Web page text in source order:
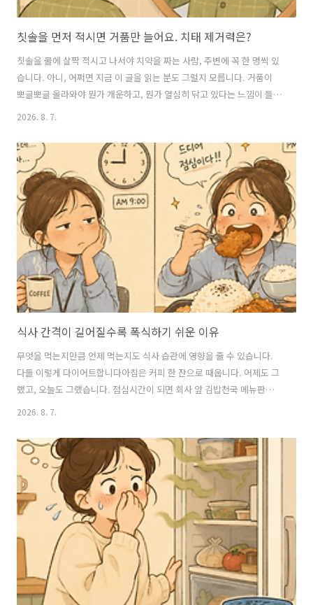
칫솔을 먼저 적시면 거품만 늘어요. 치태 제거력은?
칫솔을 물에 살짝 적시고 나서야 치약을 짜는 사람, 주변에 꼭 한 명씩 있
습니다. 아니, 어쩌면 지금 이 글을 읽는 분도 그럴지 모릅니다. 거품이
뽀글뽀글 올라와야 뭔가 개운하고, 뭔가 열심히 닦고 있다는 느낌이 들기
때문입니다.결론부터 말씀드리면, 그 거품은 착각에 가깝습니다. 치태를
시간입니다.저는 최근 치과 정기검진에서 치태 염색약을 발라본 적이 있
습니다. 분명 매일 열심히 닦았다고 생각했는데, 어금니 안쪽에 붉은 얼
룩이 그대로 남아 있었습니다. 원장님이 물어보시더군요. "혹시 칫솔 먼
저 적시고 치약 짜세요?" 정곡을 찔렸습니다. 👉 저도 이거 하다가 뜨끔
했습니다, 결론 먼저 보기 거품 많이 나면 진짜 잘 닦이는 걸까요치약은 ..
2026. 8. 7.
식사 간격이 길어질수록 폭식하기 쉬운 이유
무엇을 먹는지만큼 언제 먹는지도 식사 습관에 영향을 줄 수 있습니다.
다들 이렇게 다이어트합니다아침은 커피 한 잔으로 때웁니다. 어제도 그
랬고, 오늘도 그랬습니다. 점심시간이 되면 회사 앞 김밥천국 메뉴판이
유독 반갑게 느껴집니다. 그리고 정신 차려보면 김밥에 라면에 튀김까지,
한다고 아침을 건너뛰고, 배고픈 걸 참는 게 곧 절제라고 믿었습니다. 그
런데 이상하게 체중계 숫자는 그대로였습니다. 오히려 오후만 되면 편의
점 냉장고 앞을 서성이는 날이 늘었습니다. 배고픔 뒤에 숨은 호르몬 이
야기이건 의지력 문제가 아니었습니다. 우리 몸에는 배고픔을 알리는 호
르몬이 있습니다. 이름은 그렐린입니다. 위에서 분비되는 이 호르몬은 식
사 직전에 가장..
2026. 8. 7.